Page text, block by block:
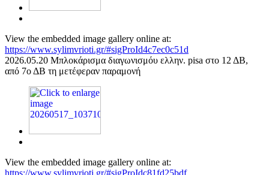
View the embedded image gallery online at:
https://www.sylimvrioti.gr/#sigProId4c7ec0c51d
2026.05.20 Μπλοκάρισμα διαγωνισμόυ ελλην. pisa στο 12 ΔΒ,
από 7ο ΔΒ τη μετέφεραν παραμονή
View the embedded image gallery online at: